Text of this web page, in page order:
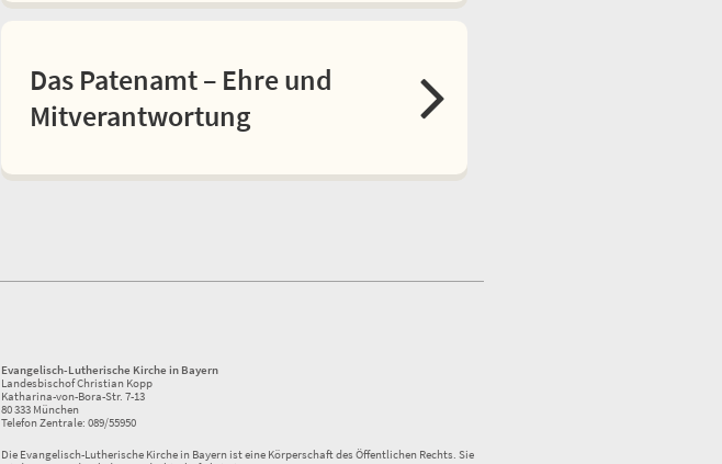
Das Patenamt – Ehre und
Mitverantwortung
Evangelisch-Lutherische Kirche in Bayern
Landesbischof Christian Kopp
Katharina-von-Bora-Str. 7-13
80 333 München
Telefon Zentrale: 089/55950
Die Evangelisch-Lutherische Kirche in Bayern ist eine Körperschaft des Öffentlichen Rechts. Sie